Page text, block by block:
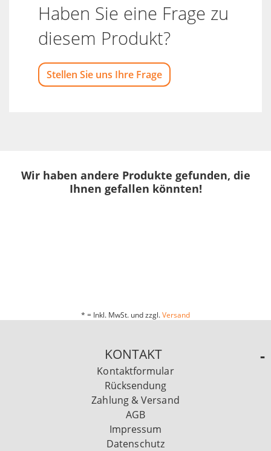
Haben Sie eine Frage zu
diesem Produkt?
Stellen Sie uns Ihre Frage
Wir haben andere Produkte gefunden, die
Ihnen gefallen könnten!
* = Inkl. MwSt. und zzgl.Versand
KONTAKT
Kontaktformular
Rücksendung
Zahlung & Versand
AGB
Impressum
Datenschutz